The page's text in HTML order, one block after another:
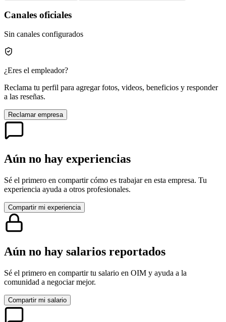
Canales oficiales
Sin canales configurados
¿Eres el empleador?
Reclama tu perfil para agregar fotos, videos, beneficios y responder
a las reseñas.
Reclamar empresa
Aún no hay experiencias
Sé el primero en compartir cómo es trabajar en esta empresa. Tu
experiencia ayuda a otros profesionales.
Compartir mi experiencia
Aún no hay salarios reportados
Sé el primero en compartir tu salario en OIM y ayuda a la
comunidad a negociar mejor.
Compartir mi salario